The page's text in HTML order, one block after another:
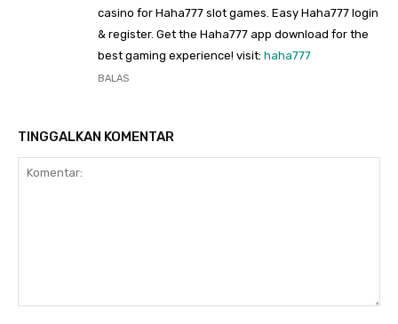
casino for Haha777 slot games. Easy Haha777 login
& register. Get the Haha777 app download for the
best gaming experience! visit: haha777
BALAS
TINGGALKAN KOMENTAR